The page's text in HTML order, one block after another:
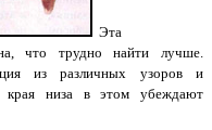
Эта
что трудно найти лучше.
из различных узоров и
края низа в этом убеждают